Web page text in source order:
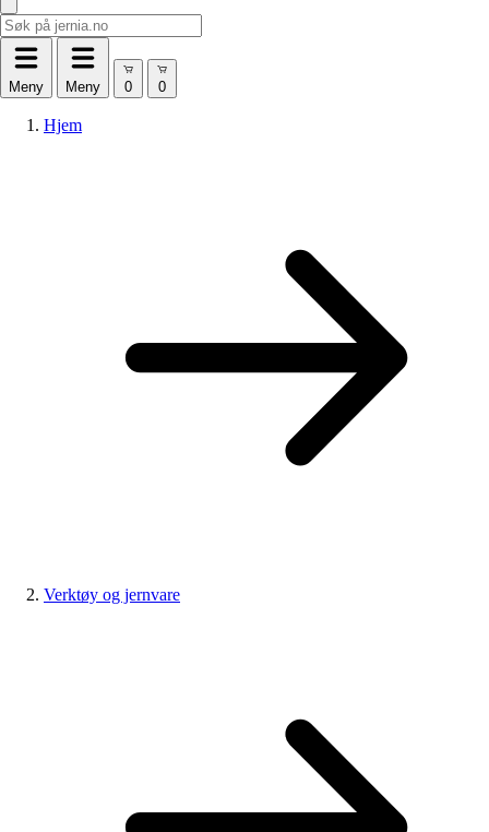
Meny Meny
Hjem
Verktøy og jernvare